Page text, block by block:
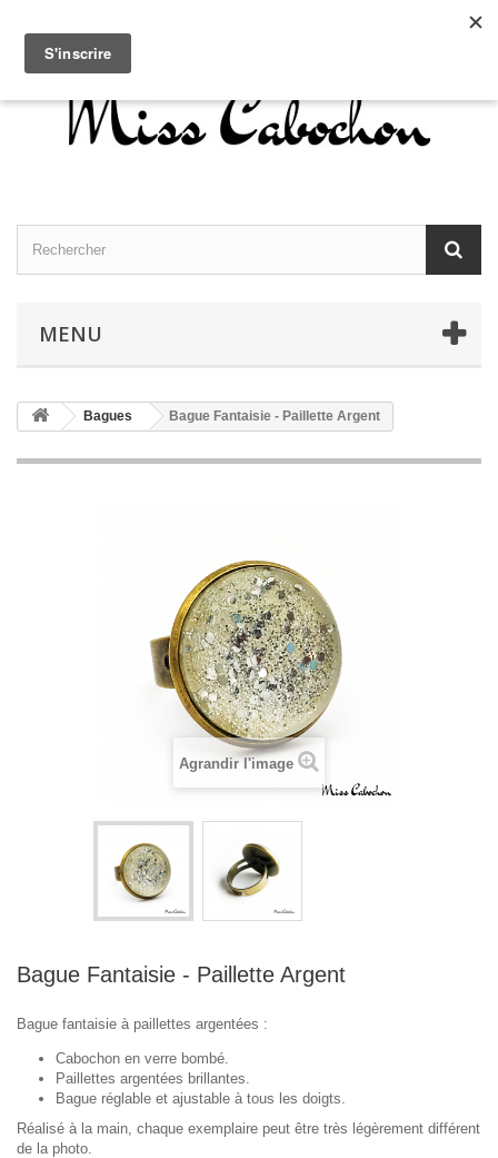
Connexion
MENU
Bagues Bague Fantaisie - Paillette Argent
Agrandir l'image
Bague Fantaisie - Paillette Argent
Bague fantaisie à paillettes argentées :
Cabochon en verre bombé.
Paillettes argentées brillantes.
Bague réglable et ajustable à tous les doigts.
Réalisé à la main, chaque exemplaire peut être très légèrement différent
de la photo.